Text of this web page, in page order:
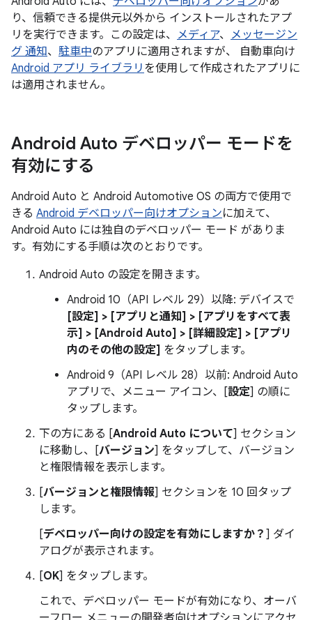
り、信頼できる提供元以外から インストールされたアプ
リを実行できます。この設定は、 メディア、 メッセージン
グ 通知、 駐車中のアプリに適用されますが、 自動車向け
Android アプリ ライブラリ を使用して作成されたアプリに
は適用されません。
Android Auto デベロッパー モードを
有効にする
Android Auto と Android Automotive OS の両方で使用で
きる Android デベロッパー向けオプションに加えて、
Android Auto には独自のデベロッパー モード がありま
す。有効にする手順は次のとおりです。
Android Auto の設定を開きます。
Android 10（API レベル 29）以降: デバイスで
[設定] > [アプリと通知] > [アプリをすべて表
示] > [Android Auto] > [詳細設定] > [アプリ
内のその他の設定] をタップします。
Android 9（API レベル 28）以前: Android Auto
アプリで、メニュー アイコン、[設定] の順に
タップします。
下の方にある [Android Auto について] セクション
に移動し、[バージョン] をタップして、バージョン
と権限情報を表示します。
[バージョンと権限情報] セクションを 10 回タップ
します。
[デベロッパー向けの設定を有効にしますか？ ] ダイ
アログが表示されます。
[OK] をタップします。
これで、デベロッパー モードが有効になり、オーバ